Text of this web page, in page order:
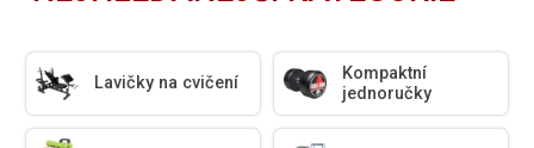
Lavičky na cvičení
Kompaktní
jednoručky